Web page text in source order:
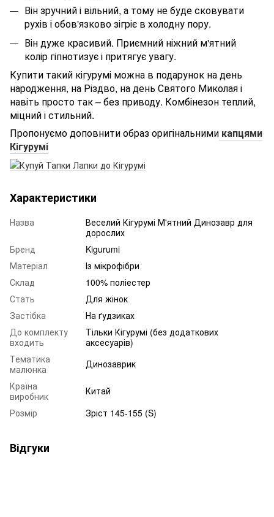
Він зручний і вільний, а тому не буде сковувати
рухів і обов'язково зігріє в холодну пору.
Він дуже красивий. Приємний ніжний м'ятний
колір гіпнотизує і притягує увагу.
Купити такий кігурумі можна в подарунок на день
народження, на Різдво, на день Святого Миколая і
навіть просто так – без приводу. Комбінезон теплий,
міцний і стильний.
Пропонуємо доповнити образ оригінальними капцями
Кігурумі
Характеристики
Назва
Веселий Кігурумі М'ятний Динозавр для
дорослих
Бренд
Kigurumi
Матеріал
Із мікрофібри
Склад
100% поліестер
Стать
Для жінок
Застібка
На ґудзиках
До комплекту
входить
Тільки Кігурумі (без додаткових
аксесуарів)
Тематика
малюнка
Динозаврик
Країна
виробник
Китай
Розмір
Зріст 145-155 (S)
Відгуки